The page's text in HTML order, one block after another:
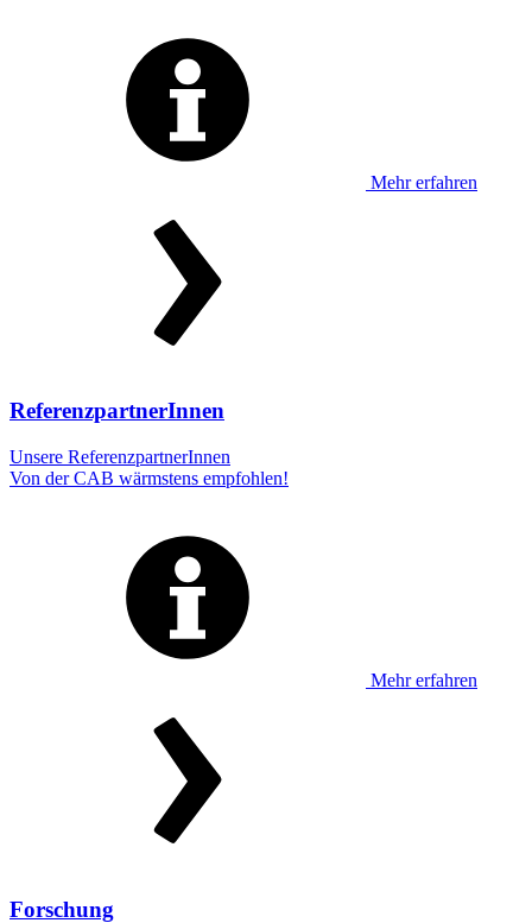
Mehr erfahren
ReferenzpartnerInnen
Unsere ReferenzpartnerInnen
Von der CAB wärmstens empfohlen!
Mehr erfahren
Forschung